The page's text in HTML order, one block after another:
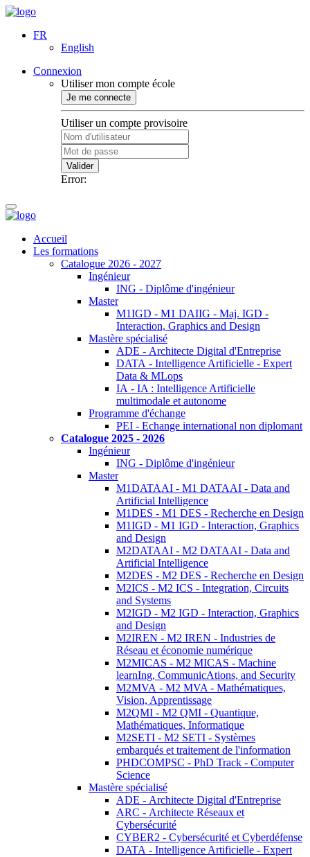
FR
English
Connexion
Utiliser mon compte école
Je me connecte
Utiliser un compte provisoire
Valider
Error:
Accueil
Les formations
Catalogue 2026 - 2027
Ingénieur
ING - Diplôme d'ingénieur
Master
M1IGD - M1 DAIIG - Maj. IGD -
Interaction, Graphics and Design
Mastère spécialisé
ADE - Architecte Digital d'Entreprise
DATA - Intelligence Artificielle - Expert
Data & MLops
IA - IA : Intelligence Artificielle
multimodale et autonome
Programme d'échange
PEI - Echange international non diplomant
Catalogue 2025 - 2026
Ingénieur
ING - Diplôme d'ingénieur
Master
M1DATAAI - M1 DATAAI - Data and
Artificial Intelligence
M1DES - M1 DES - Recherche en Design
M1IGD - M1 IGD - Interaction, Graphics
and Design
M2DATAAI - M2 DATAAI - Data and
Artificial Intelligence
M2DES - M2 DES - Recherche en Design
M2ICS - M2 ICS - Integration, Circuits
and Systems
M2IGD - M2 IGD - Interaction, Graphics
and Design
M2IREN - M2 IREN - Industries de
Réseau et économie numérique
M2MICAS - M2 MICAS - Machine
learnIng, CommunicAtions, and Security
M2MVA - M2 MVA - Mathématiques,
Vision, Apprentissage
M2QMI - M2 QMI - Quantique,
Mathématiques, Informatique
M2SETI - M2 SETI - Systèmes
embarqués et traitement de l'information
PHDCOMPSC - PhD Track - Computer
Science
Mastère spécialisé
ADE - Architecte Digital d'Entreprise
ARC - Architecte Réseaux et
Cybersécurité
CYBER2 - Cybersécurité et Cyberdéfense
DATA - Intelligence Artificielle - Expert